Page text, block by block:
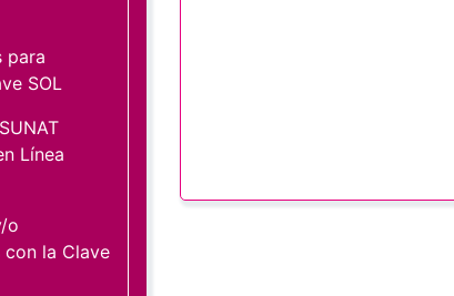
para
SOL
Línea
o
la Clave